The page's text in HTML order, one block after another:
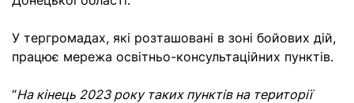
У тергромадах, які розташовані в зоні бойових дій,
працює мережа освітньо-консультаційних пунктів.
“На кінець 2023 року таких пунктів на території